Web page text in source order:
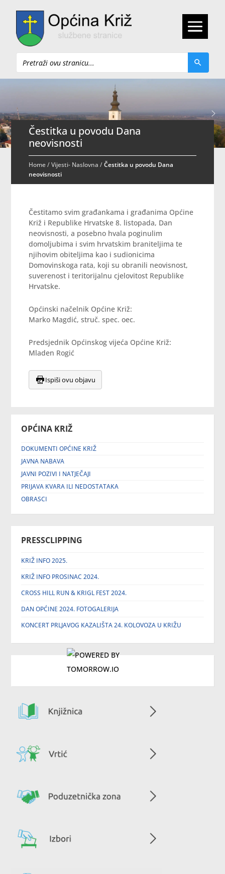
Pretraži
OPĆINA KRIŽ
DOKUMENTI OPĆINE KRIŽ
JAVNA NABAVA
JAVNI POZIVI I NATJEČAJI
PRIJAVA KVARA ILI NEDOSTATAKA
OBRASCI
PRESSCLIPPING
KRIŽ INFO 2025.
KRIŽ INFO PROSINAC 2024.
CROSS HILL RUN & KRIGL FEST 2024.
DAN OPĆINE 2024. FOTOGALERIJA
KONCERT PRLJAVOG KAZALIŠTA 24. KOLOVOZA U KRIŽU
Čestitka u povodu Dana
neovisnosti
Home/Vijesti- Naslovna /Čestitka u povodu Dana
neovisnosti
Čestitamo svim građankama i građanima Općine
Križ i Republike Hrvatske 8. listopada, Dan
neovisnosti, a posebno hvala poginulim
domoljubima i svim hrvatskim braniteljima te
njihovim obiteljima kao i sudionicima
Domovinskoga rata, koji su obranili neovisnost,
suverenost i teritorijalnu cjelovitost Republike
Hrvatske.
Općinski načelnik Općine Križ:
Marko Magdić, struč. spec. oec.
Predsjednik Općinskog vijeća Općine Križ:
Mladen Rogić
Ispiši ovu objavu